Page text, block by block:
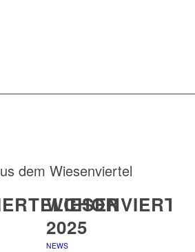
dem Wiesenviertel
2025
NEWS